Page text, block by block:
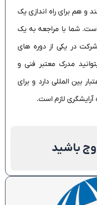
و هم برای راه اندازی یک
شما با مراجعه به یک
در یکی از دوره های
مدرک معتبر فنی و
بین المللی دارد و برای
آرایشگری لازم است.
باشید